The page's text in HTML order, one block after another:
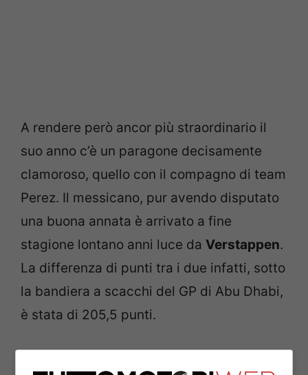
A rendere però ancor più straordinario il
suo anno c’è un paragone decisamente
clamoroso, quello con il compagno di team
Perez. Il messicano, pur avendo disputato
una buona annata è arrivato a fine
stagione lontano anni luce da Verstappen.
La differenza di punti tra i due infatti, sotto
la bandiera a scacchi del GP di Abu Dhabi,
è stata di 205,5 punti.